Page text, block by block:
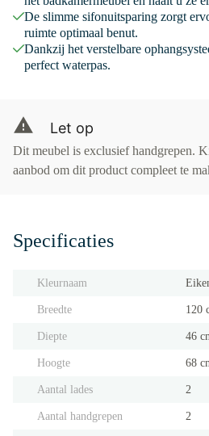
De slimme sifonuitsparing zorgt
ruimte optimaal benut.
Dankzij het verstelbare
perfect waterpas.
Let op
Dit meubel is exclusief handgrepen.
aanbod om dit product compleet te
Specificaties
Kleurnaam
Breedte 120
Diepte 46
Hoogte 68
Aantal lades 2
Aantal handgrepen 2